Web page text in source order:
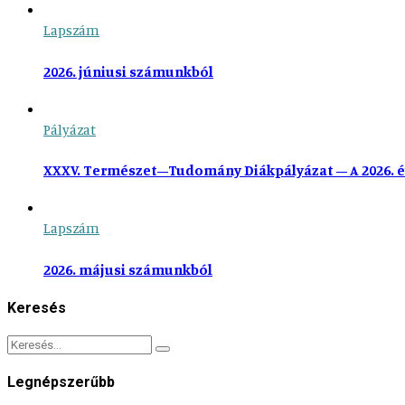
Lapszám
2026. júniusi számunkból
Pályázat
XXXV. Természet–Tudomány Diákpályázat – A
Lapszám
2026. májusi számunkból
Keresés
Legnépszerűbb